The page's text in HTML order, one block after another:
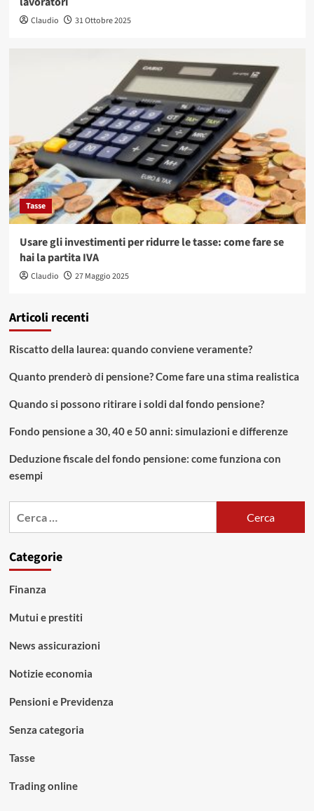
Claudio 31 Ottobre 2025
Tasse
Usare gli investimenti per ridurre le tasse: come fare se
hai la partita IVA
Claudio 27 Maggio 2025
Articoli recenti
Riscatto della laurea: quando conviene veramente?
Quanto prenderò di pensione? Come fare una stima realistica
Quando si possono ritirare i soldi dal fondo pensione?
Fondo pensione a 30, 40 e 50 anni: simulazioni e differenze
Deduzione fiscale del fondo pensione: come funziona con
esempi
Categorie
Finanza
Mutui e prestiti
News assicurazioni
Notizie economia
Pensioni e Previdenza
Senza categoria
Tasse
Trading online